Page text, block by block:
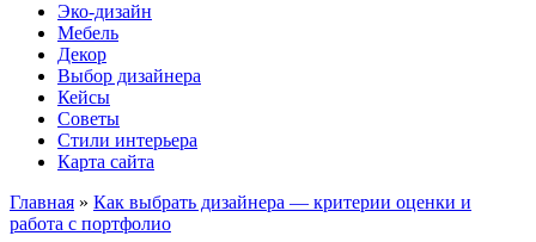
Эко-дизайн
Мебель
Декор
Выбор дизайнера
Кейсы
Советы
Стили интерьера
Карта сайта
Главная » Как выбрать дизайнера — критерии оценки и
работа с портфолио